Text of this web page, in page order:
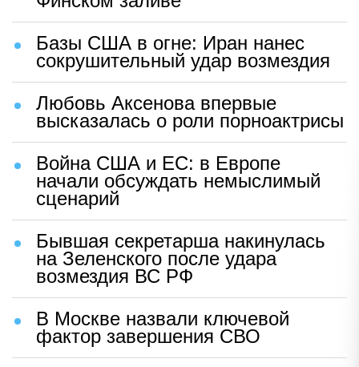
Базы США в огне: Иран нанес
сокрушительный удар возмездия
Любовь Аксенова впервые
высказалась о роли порноактрисы
Война США и ЕС: в Европе
начали обсуждать немыслимый
сценарий
Бывшая секретарша накинулась
на Зеленского после удара
возмездия ВС РФ
В Москве назвали ключевой
фактор завершения СВО